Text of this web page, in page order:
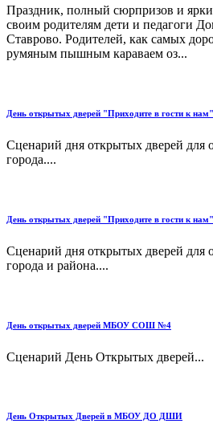
Праздник, полный сюрпризов и
своим родителям дети и педагоги
Ставрово. Родителей, как самых
румяным пышным караваем оз...
День открытых дверей "Приходите в гости к нам"
Сценарий дня открытых дверей для
города....
День открытых дверей "Приходите в гости к нам"
Сценарий дня открытых дверей для
города и района....
День открытых дверей МБОУ СОШ №4
Сценарий День Открытых дверей...
День Открытых Дверей в МБОУ ДО ДШИ